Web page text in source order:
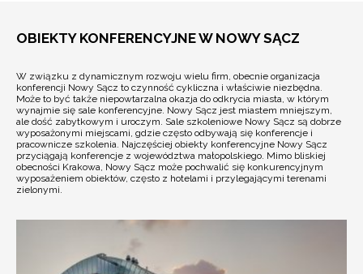
OBIEKTY KONFERENCYJNE W NOWY SĄCZ
W związku z dynamicznym rozwoju wielu firm, obecnie organizacja
konferencji Nowy Sącz to czynność cykliczna i właściwie niezbędna.
Może to być także niepowtarzalna okazja do odkrycia miasta, w którym
wynajmie się sale konferencyjne. Nowy Sącz jest miastem mniejszym,
ale dość zabytkowym i uroczym. Sale szkoleniowe Nowy Sącz są dobrze
wyposażonymi miejscami, gdzie często odbywają się konferencje i
pracownicze szkolenia. Najczęściej obiekty konferencyjne Nowy Sącz
przyciągają konferencje z województwa małopolskiego. Mimo bliskiej
obecności Krakowa, Nowy Sącz może pochwalić się konkurencyjnym
wyposażeniem obiektów, często z hotelami i przylegającymi terenami
zielonymi.